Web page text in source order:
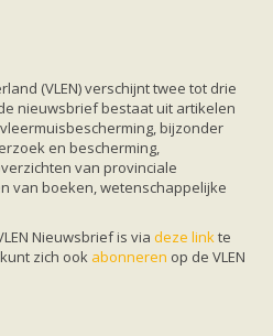
(VLEN) verschijnt twee tot drie
nieuwsbrief bestaat uit artikelen
bijzonder
en bescherming,
van provinciale
van boeken, wetenschappelijke
Nieuwsbrief is via deze linkte
zich ook abonneren op de VLEN